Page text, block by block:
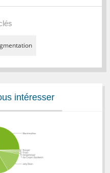
intéresser